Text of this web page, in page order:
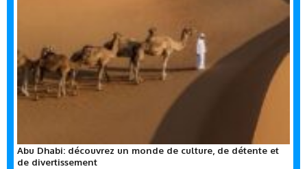
Abu Dhabi: découvrez un monde de culture, de détente et
de divertissement